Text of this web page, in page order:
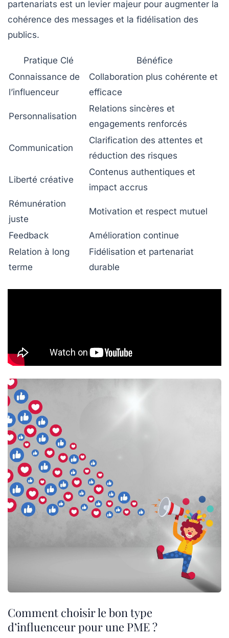
partenariats est un levier majeur pour augmenter la
cohérence des messages et la fidélisation des
publics.
Pratique Clé
Bénéfice
Connaissance de
l’influenceur
Collaboration plus cohérente et
efficace
Personnalisation
Relations sincères et
engagements renforcés
Communication
Clarification des attentes et
réduction des risques
Liberté créative
Contenus authentiques et
impact accrus
Rémunération
juste
Motivation et respect mutuel
Feedback
Amélioration continue
Relation à long
terme
Fidélisation et partenariat
durable
Comment choisir le bon type
d’influenceur pour une PME ?